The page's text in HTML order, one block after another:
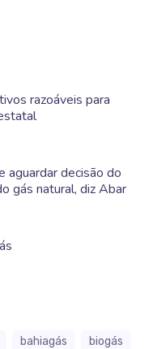
razoáveis para
aguardar decisão do
gás natural, diz Abar
bahiagás
biogás